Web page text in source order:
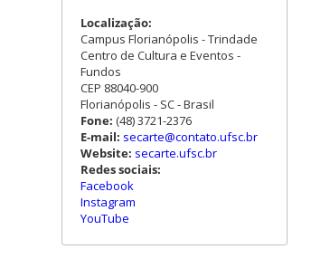
Localização:
Campus Florianópolis - Trindade
Centro de Cultura e Eventos -
Fundos
CEP 88040-900
Florianópolis - SC - Brasil
Fone: (48) 3721-2376
E-mail: secarte@contato.ufsc.br
Website: secarte.ufsc.br
Redes sociais:
Facebook
Instagram
YouTube